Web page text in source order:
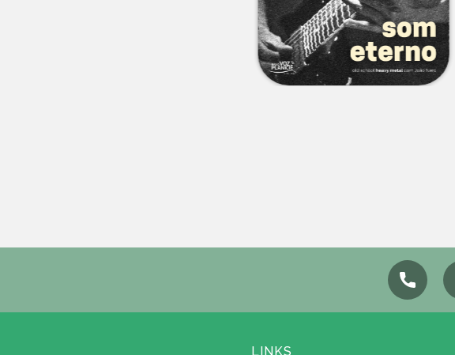
LINKS